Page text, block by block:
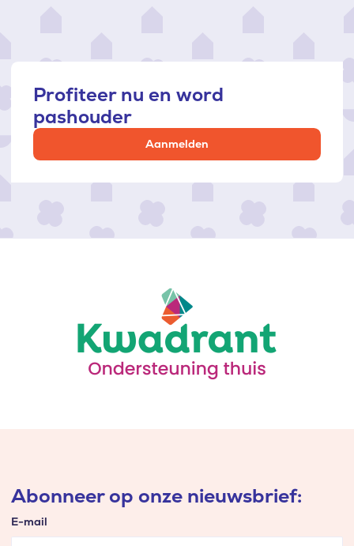
Profiteer nu en word
pashouder
Aanmelden
Abonneer op onze nieuwsbrief:
E-mail